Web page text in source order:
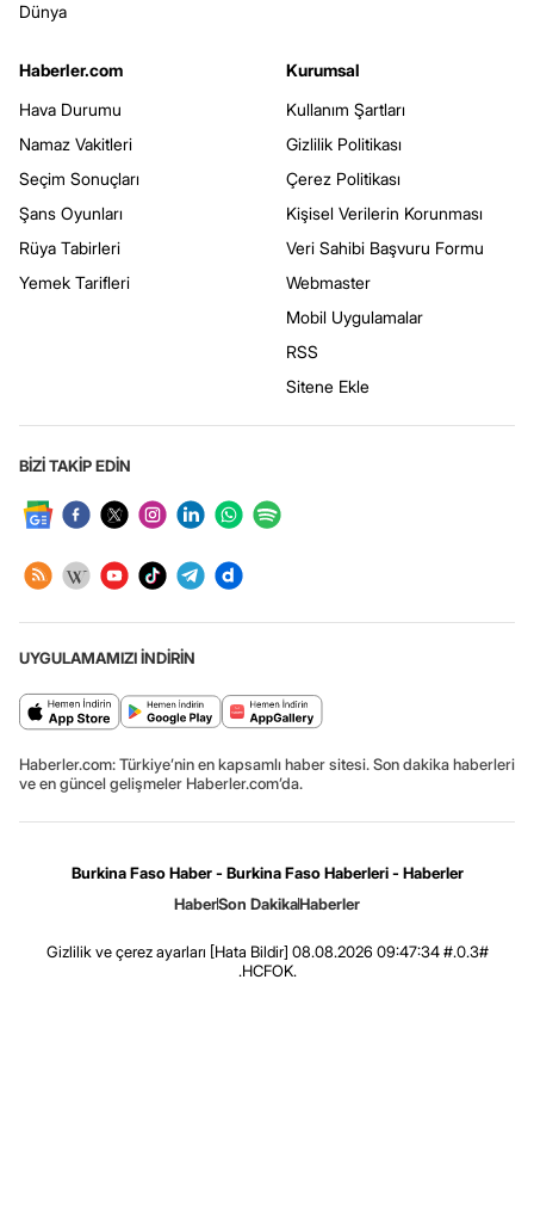
Dünya
Haberler.com
Hava Durumu
Namaz Vakitleri
Seçim Sonuçları
Şans Oyunları
Rüya Tabirleri
Yemek Tarifleri
Kurumsal
Kullanım Şartları
Gizlilik Politikası
Çerez Politikası
Kişisel Verilerin Korunması
Veri Sahibi Başvuru Formu
Webmaster
Mobil Uygulamalar
RSS
Sitene Ekle
BİZİ TAKİP EDİN
UYGULAMAMIZI İNDİRİN
Haberler.com: Türkiye’nin en kapsamlı haber sitesi. Son dakika haberleri
ve en güncel gelişmeler Haberler.com’da.
Burkina Faso Haber - Burkina Faso Haberleri - Haberler
HaberSon DakikaHaberler
Gizlilik ve çerez ayarları [Hata Bildir] 08.08.2026 09:47:34 #.0.3#
.HCFOK.